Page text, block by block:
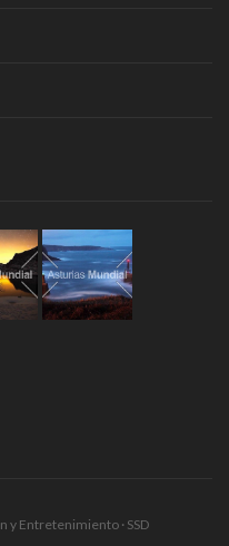
y Entretenimiento · SSD